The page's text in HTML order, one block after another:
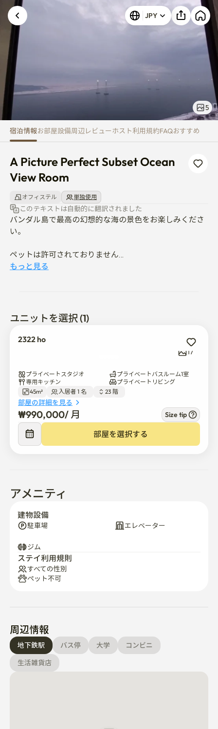
A Picture Perfect Subset
JPY
5
宿泊情報お部屋設備周辺 レビューホスト利用規約FAQおすすめ
A Picture Perfect Subset Ocean
View Room
オフィステル 単独使用
このテキストは自動的に翻訳されました
バンダル島で最高の幻想的な海の景色をお楽しみくださ
い。
ペットは許可されておりません
もっと見る
ユニットを選択 (1)
2322 ho
17
プライベートスタジオ
プライベートバスルーム1室
専用キッチン
プライベートリビング
45m²
入居者 1 名 23 階
部屋の詳細を見る
₩990,000/ 月 Size tip
部屋を選択する
アメニティ
建物設備
駐車場 エレベーター
ジム
ステイ利用規則
すべての性別
ペット不可
周辺情報
地下鉄駅 バス停 大学
コンビニ
生活雑貨店